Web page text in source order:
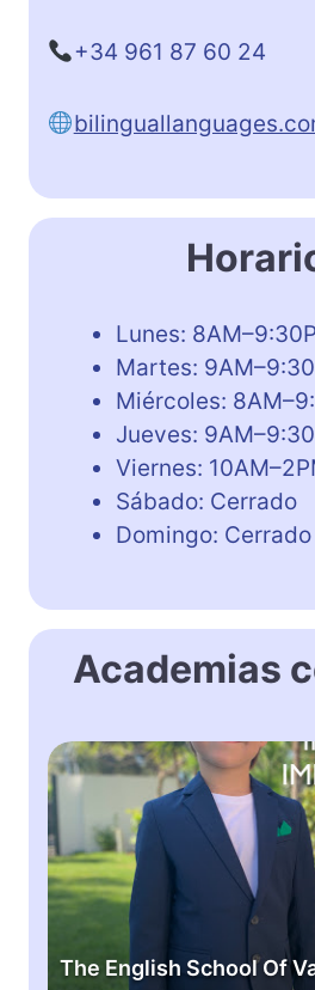
+34 961 87 60 24
Lunes:
Martes:
Miércoles:
Jueves:
Viernes:
Sábado: Cerrado
Domingo: Cerrado
Academias
The English School Of
T
h
E
n
g